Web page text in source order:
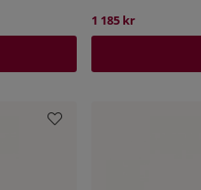
1 185 kr